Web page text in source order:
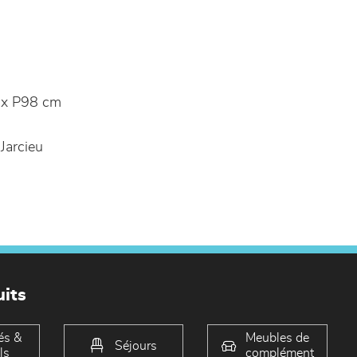
P98 cm
&
Séjours
Meubles de
complément